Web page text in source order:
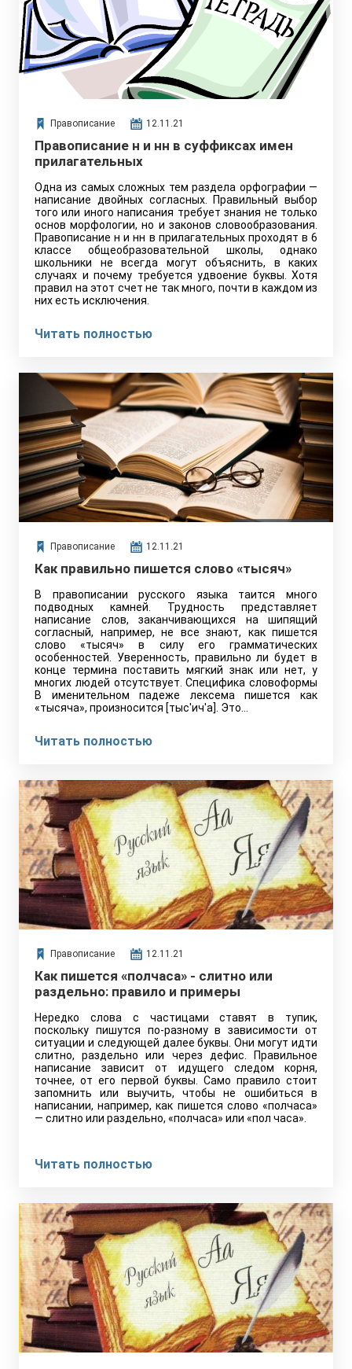
Правописание 12.11.21
Правописание н и нн в суффиксах имен
прилагательных
Одна из самых сложных тем раздела орфографии —
написание двойных согласных. Правильный выбор
того или иного написания требует знания не только
основ морфологии, но и законов словообразования.
Правописание н и нн в прилагательных проходят в 6
классе общеобразовательной школы, однако
школьники не всегда могут объяснить, в каких
случаях и почему требуется удвоение буквы. Хотя
правил на этот счет не так много, почти в каждом из
них есть исключения.
Читать полностью
Правописание 12.11.21
Как правильно пишется слово «тысяч»
В правописании русского языка таится много
подводных камней. Трудность представляет
написание слов, заканчивающихся на шипящий
согласный, например, не все знают, как пишется
слово «тысяч» в силу его грамматических
особенностей. Уверенность, правильно ли будет в
конце термина поставить мягкий знак или нет, у
многих людей отсутствует. Специфика словоформы
В именительном падеже лексема пишется как
«тысяча», произносится [тыс'ич'а]. Это…
Читать полностью
Правописание 12.11.21
Как пишется «полчаса» - слитно или
раздельно: правило и примеры
Нередко слова с частицами ставят в тупик,
поскольку пишутся по-разному в зависимости от
ситуации и следующей далее буквы. Они могут идти
слитно, раздельно или через дефис. Правильное
написание зависит от идущего следом корня,
точнее, от его первой буквы. Само правило стоит
запомнить или выучить, чтобы не ошибиться в
написании, например, как пишется слово «полчаса»
— слитно или раздельно, «полчаса» или «пол часа».
Читать полностью